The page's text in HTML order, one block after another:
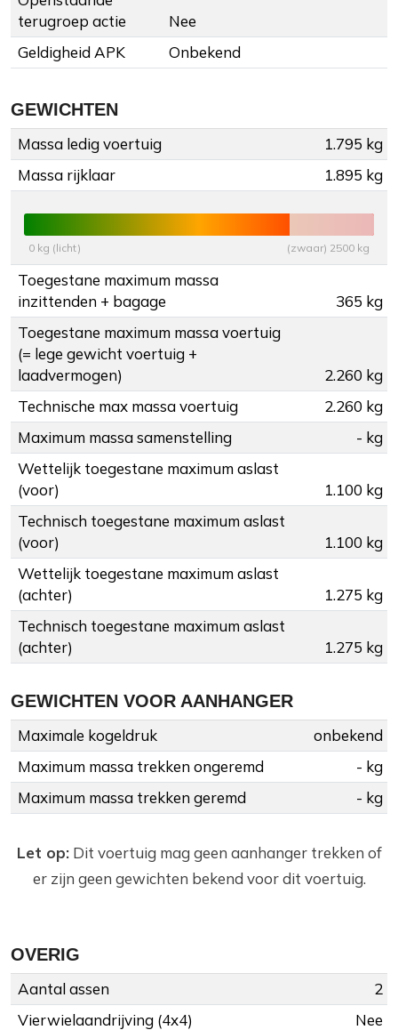
terugroep actie
Nee
Geldigheid APK
Onbekend
GEWICHTEN
Massa ledig voertuig
1.795 kg
Massa rijklaar
1.895 kg
0 kg (licht) (zwaar) 2500 kg
Toegestane maximum massa
inzittenden + bagage
365 kg
Toegestane maximum massa voertuig
(= lege gewicht voertuig +
laadvermogen)
2.260 kg
Technische max massa voertuig
2.260 kg
Maximum massa samenstelling
- kg
Wettelijk toegestane maximum aslast
(voor)
1.100 kg
Technisch toegestane maximum aslast
(voor)
1.100 kg
Wettelijk toegestane maximum aslast
(achter)
1.275 kg
Technisch toegestane maximum aslast
(achter)
1.275 kg
GEWICHTEN VOOR AANHANGER
Maximale kogeldruk
onbekend
Maximum massa trekken ongeremd
- kg
Maximum massa trekken geremd
- kg
Let op:Dit voertuig mag geen aanhanger trekken of
er zijn geen gewichten bekend voor dit voertuig.
OVERIG
Aantal assen
2
Vierwielaandrijving (4x4)
Nee